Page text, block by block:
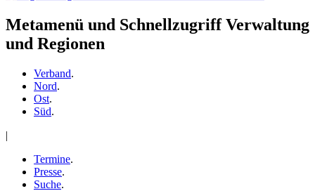
Metamenü und Schnellzugriff Verwaltung
und Regionen
Verband.
Nord.
Ost.
Süd.
|
Termine.
Presse.
Suche.